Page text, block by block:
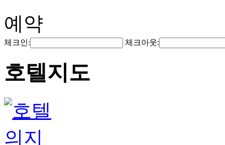
예약
체크인: 체크아웃:
호텔지도